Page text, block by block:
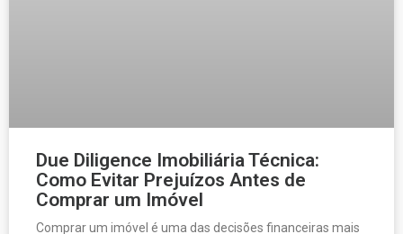
Due Diligence Imobiliária Técnica:
Como Evitar Prejuízos Antes de
Comprar um Imóvel
Comprar um imóvel é uma das decisões financeiras mais